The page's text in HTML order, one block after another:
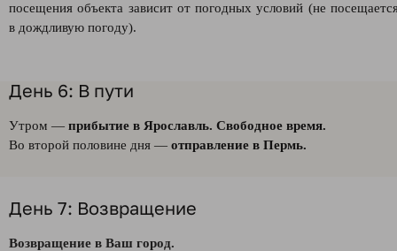
посещения объекта зависит от погодных условий (не
в дождливую погоду).
День 6: В пути
Утром — прибытие в Ярославль. Свободное время.
Во второй половине дня — отправление в Пермь.
День 7: Возвращение
Возвращение в Ваш город.